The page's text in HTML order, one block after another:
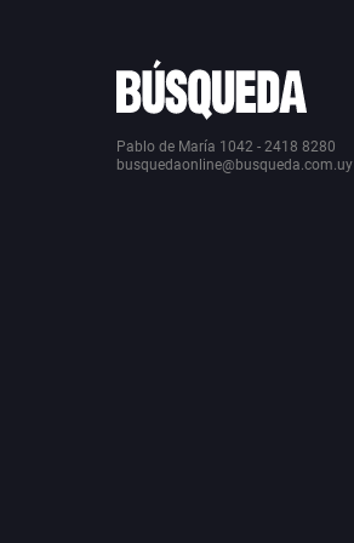
Pablo de María 1042 - 2418 8280
busquedaonline@busqueda.com.uy